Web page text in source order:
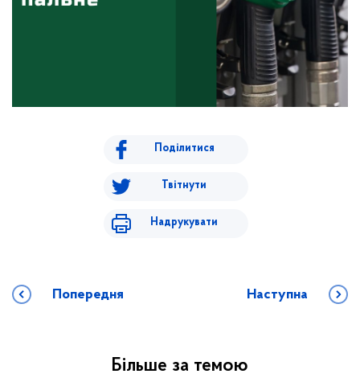
Поділитися
Твітнути
Надрукувати
Попередня Наступна
Більше за темою